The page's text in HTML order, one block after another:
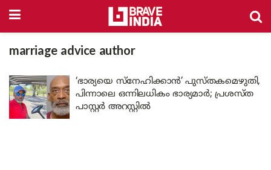
marriage advice author
‘ഭാര്യയെ സ്നേഹിക്കാൻ’ പുസ്തകമെഴുതി,
പിന്നാലെ ഒന്നിലധികം ഭാര്യമാർ; പ്രശസ്ത
പാസ്റ്റർ അറസ്റ്റിൽ